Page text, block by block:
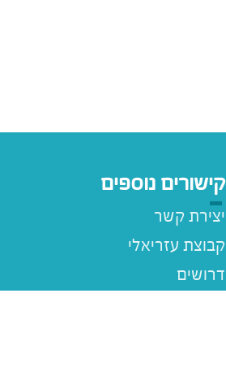
קישורים נוספים
יצירת קשר
קבוצת עזריאלי
דרושים